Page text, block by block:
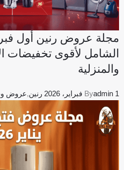
الشامل لأقوى تخفيضات
والمنزلية
Byadmin 1 فبراير، 2026 رنين,عروض